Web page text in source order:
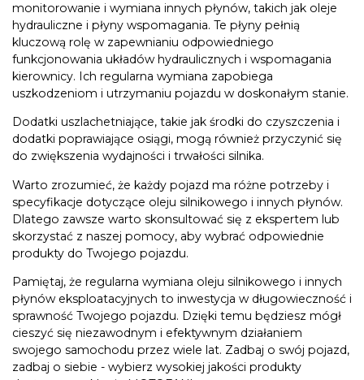
monitorowanie i wymiana innych płynów, takich jak oleje
hydrauliczne i płyny wspomagania. Te płyny pełnią
kluczową rolę w zapewnianiu odpowiedniego
funkcjonowania układów hydraulicznych i wspomagania
kierownicy. Ich regularna wymiana zapobiega
uszkodzeniom i utrzymaniu pojazdu w doskonałym stanie.
Dodatki uszlachetniające, takie jak środki do czyszczenia i
dodatki poprawiające osiągi, mogą również przyczynić się
do zwiększenia wydajności i trwałości silnika.
Warto zrozumieć, że każdy pojazd ma różne potrzeby i
specyfikacje dotyczące oleju silnikowego i innych płynów.
Dlatego zawsze warto skonsultować się z ekspertem lub
skorzystać z naszej pomocy, aby wybrać odpowiednie
produkty do Twojego pojazdu.
Pamiętaj, że regularna wymiana oleju silnikowego i innych
płynów eksploatacyjnych to inwestycja w długowieczność i
sprawność Twojego pojazdu. Dzięki temu będziesz mógł
cieszyć się niezawodnym i efektywnym działaniem
swojego samochodu przez wiele lat. Zadbaj o swój pojazd,
zadbaj o siebie - wybierz wysokiej jakości produkty